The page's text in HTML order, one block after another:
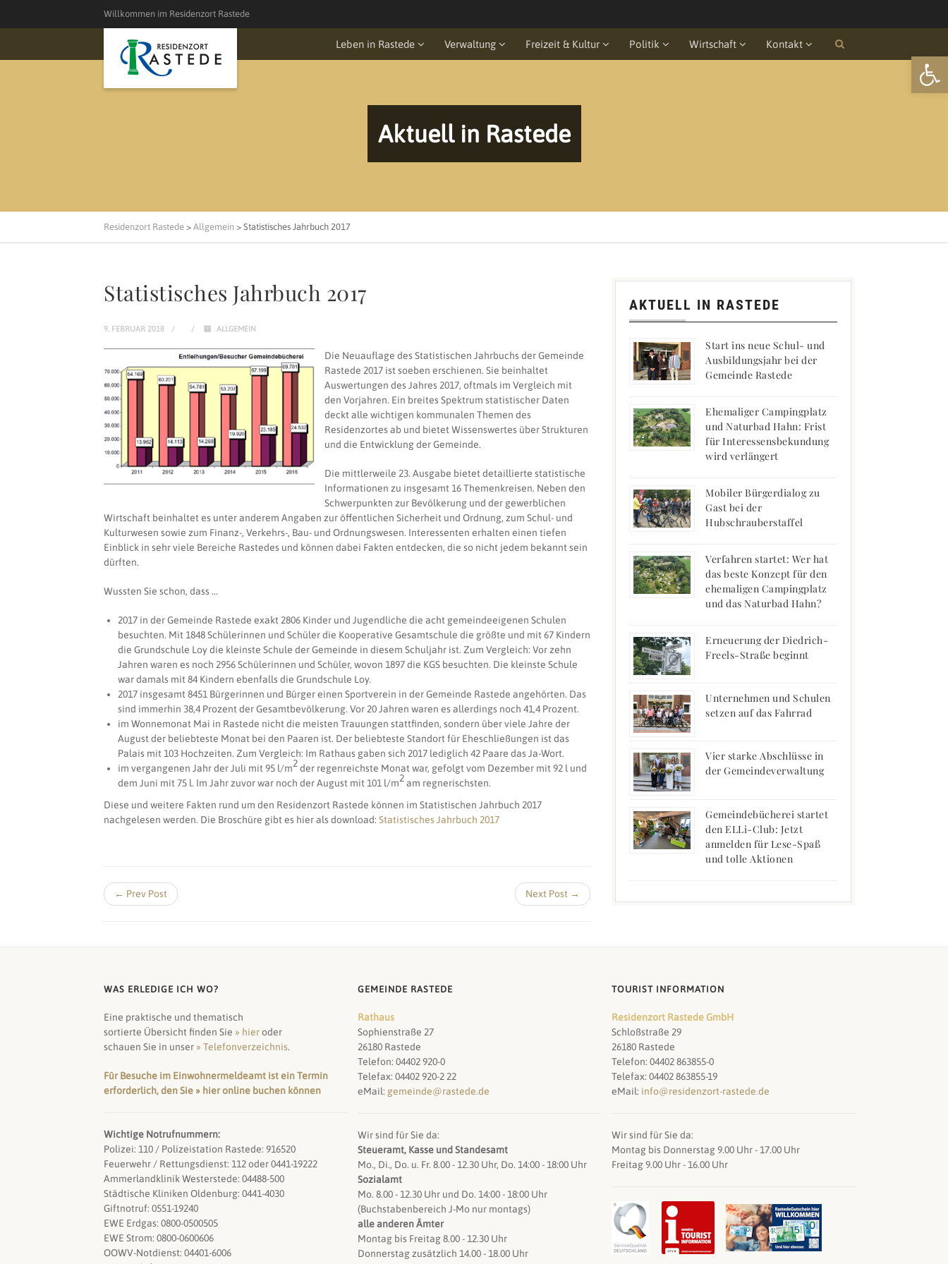
Willkommen im Residenzort Rastede
Leben in Rastede Verwaltung Freizeit & Kultur Politik Wirtschaft Kontakt
Aktuell in Rastede
Residenzort Rastede > Allgemein > Statistisches Jahrbuch 2017
Statistisches Jahrbuch 2017
9. FEBRUAR 2018 ALLGEMEIN
Die Neuauflage des Statistischen Jahrbuchs der Gemeinde
Rastede 2017 ist soeben erschienen. Sie beinhaltet
Auswertungen des Jahres 2017, oftmals im Vergleich mit
den Vorjahren. Ein breites Spektrum statistischer Daten
deckt alle wichtigen kommunalen Themen des
Residenzortes ab und bietet Wissenswertes über Strukturen
und die Entwicklung der Gemeinde.
Die mittlerweile 23. Ausgabe bietet detaillierte statistische
Informationen zu insgesamt 16 Themenkreisen. Neben den
Schwerpunkten zur Bevölkerung und der gewerblichen
Wirtschaft beinhaltet es unter anderem Angaben zur öffentlichen Sicherheit und Ordnung, zum Schul- und
Kulturwesen sowie zum Finanz-, Verkehrs-, Bau- und Ordnungswesen. Interessenten erhalten einen tiefen
Einblick in sehr viele Bereiche Rastedes und können dabei Fakten entdecken, die so nicht jedem bekannt sein
dürften.
Wussten Sie schon, dass …
2017 in der Gemeinde Rastede exakt 2806 Kinder und Jugendliche die acht gemeindeeigenen Schulen
besuchten. Mit 1848 Schülerinnen und Schüler die Kooperative Gesamtschule die größte und mit 67 Kindern
die Grundschule Loy die kleinste Schule der Gemeinde in diesem Schuljahr ist. Zum Vergleich: Vor zehn
Jahren waren es noch 2956 Schülerinnen und Schüler, wovon 1897 die KGS besuchten. Die kleinste Schule
war damals mit 84 Kindern ebenfalls die Grundschule Loy.
2017 insgesamt 8451 Bürgerinnen und Bürger einen Sportverein in der Gemeinde Rastede angehörten. Das
sind immerhin 38,4 Prozent der Gesamtbevölkerung. Vor 20 Jahren waren es allerdings noch 41,4 Prozent.
im Wonnemonat Mai in Rastede nicht die meisten Trauungen stattfinden, sondern über viele Jahre der
August der beliebteste Monat bei den Paaren ist. Der beliebteste Standort für Eheschließungen ist das
Palais mit 103 Hochzeiten. Zum Vergleich: Im Rathaus gaben sich 2017 lediglich 42 Paare das Ja-Wort.
im vergangenen Jahr der Juli mit 95 l/m2der regenreichste Monat war, gefolgt vom Dezember mit 92 l und
dem Juni mit 75 l. Im Jahr zuvor war noch der August mit 101 l/m2am regnerischsten.
Diese und weitere Fakten rund um den Residenzort Rastede können im Statistischen Jahrbuch 2017
nachgelesen werden. Die Broschüre gibt es hier als download: Statistisches Jahrbuch 2017
← Prev Post Next Post →
AKTUELL IN RASTEDE
Start ins neue Schul- und
Ausbildungsjahr bei der
Gemeinde Rastede
Ehemaliger Campingplatz
und Naturbad Hahn: Frist
für Interessensbekundung
wird verlängert
Mobiler Bürgerdialog zu
Gast bei der
Hubschrauberstaffel
Verfahren startet: Wer hat
das beste Konzept für den
ehemaligen Campingplatz
und das Naturbad Hahn?
Erneuerung der Diedrich-
Freels-Straße beginnt
Unternehmen und Schulen
setzen auf das Fahrrad
Vier starke Abschlüsse in
der Gemeindeverwaltung
Gemeindebücherei startet
den ELLi-Club: Jetzt
anmelden für Lese-Spaß
und tolle Aktionen
WAS ERLEDIGE ICH WO?
Eine praktische und thematisch
sortierte Übersicht finden Sie » hieroder
schauen Sie in unser » Telefonverzeichnis.
Für Besuche im Einwohnermeldeamt ist ein Termin
erforderlich, den Sie » hier online buchen können
Wichtige Notrufnummern:
Polizei: 110 / Polizeistation Rastede: 916520
Feuerwehr / Rettungsdienst: 112 oder 0441-19222
Ammerlandklinik Westerstede: 04488-500
Städtische Kliniken Oldenburg: 0441-4030
Giftnotruf: 0551-19240
EWE Erdgas: 0800-0500505
EWE Strom: 0800-0600606
OOWV-Notdienst: 04401-6006
GEMEINDE RASTEDE
Rathaus
Sophienstraße 27
26180 Rastede
Telefon: 04402 920-0
Telefax: 04402 920-2 22
eMail: gemeinde@rastede.de
Wir sind für Sie da:
Steueramt, Kasse und Standesamt
Mo., Di., Do. u. Fr. 8.00 - 12.30 Uhr, Do. 14:00 - 18:00 Uhr
Sozialamt
Mo. 8.00 - 12.30 Uhr und Do. 14:00 - 18:00 Uhr
(Buchstabenbereich J-Mo nur montags)
alle anderen Ämter
Montag bis Freitag 8.00 - 12.30 Uhr
Donnerstag zusätzlich 14.00 - 18.00 Uhr
TOURIST INFORMATION
Residenzort Rastede GmbH
Schloßstraße 29
26180 Rastede
Telefon: 04402 863855-0
Telefax: 04402 863855-19
eMail: info@residenzort-rastede.de
Wir sind für Sie da:
Montag bis Donnerstag 9.00 Uhr - 17.00 Uhr
Freitag 9.00 Uhr - 16.00 Uhr